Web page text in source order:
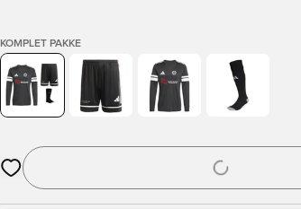
KOMPLET PAKKE
Åbner en Modal til at logge ind eller tilmelde